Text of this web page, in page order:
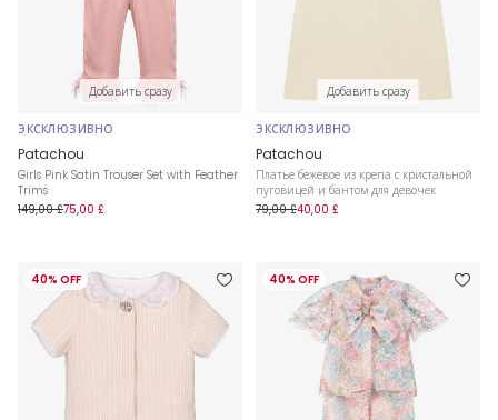
Добавить сразу
ЭКСКЛЮЗИВНО
Patachou
Girls Pink Satin Trouser Set with Feather
Trims
149,00 £75,00 £
Добавить сразу
ЭКСКЛЮЗИВНО
Patachou
Платье бежевое из крепа с кристальной
пуговицей и бантом для девочек
79,00 £40,00 £
40% OFF 40% OFF